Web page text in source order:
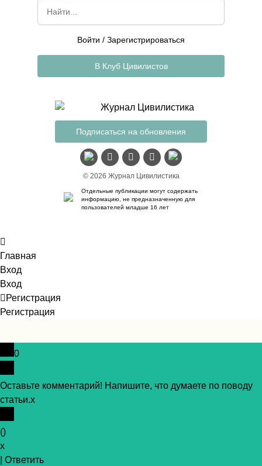
Подписаться на обновления
© 2026 Журнал Цивилистика
Отдельные публикации могут содержать
информацию, не предназначенную для
пользователей младше 16 лет
Войти / Зарегистрироваться
В Клуб Цивилистов
Главная
Вход
Вход
Регистрация
Регистрация
0
Оставьте комментарий! Напишите, что думаете по поводу
статьи.x
()
x
Ответить